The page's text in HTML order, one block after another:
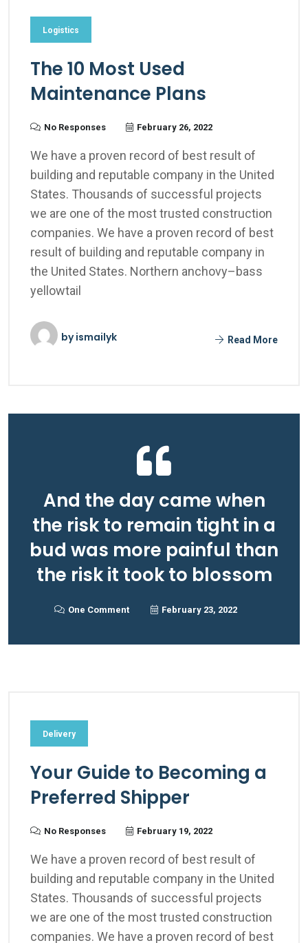
Logistics
The 10 Most Used
Maintenance Plans
No Responses February 26, 2022
We have a proven record of best result of
building and reputable company in the United
States. Thousands of successful projects
we are one of the most trusted construction
companies. We have a proven record of best
result of building and reputable company in
the United States. Northern anchovy–bass
yellowtail
byismailyk Read More
And the day came when
the risk to remain tight in a
bud was more painful than
the risk it took to blossom
One Comment February 23, 2022
Delivery
Your Guide to Becoming a
Preferred Shipper
No Responses February 19, 2022
We have a proven record of best result of
building and reputable company in the United
States. Thousands of successful projects
we are one of the most trusted construction
companies. We have a proven record of best